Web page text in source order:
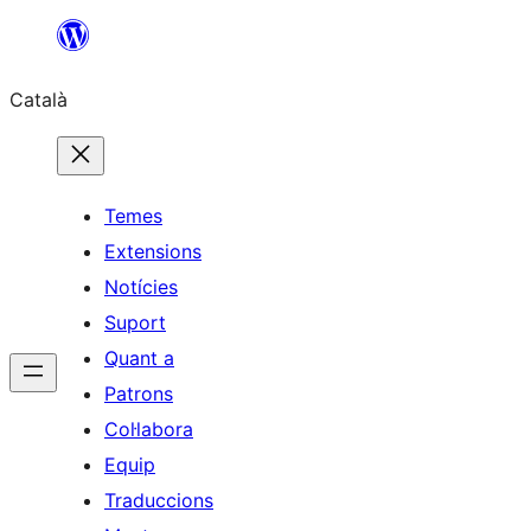
contingut
Català
Temes
Extensions
Notícies
Suport
Quant a
Patrons
Col·labora
Equip
Traduccions